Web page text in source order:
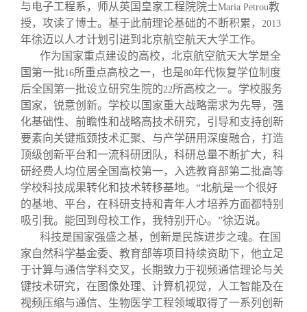
与电子工程系，师从英国皇家工程院院士Maria Petrou教
授，攻读了博士。基于此前理论基础的不断积累， 2013
年徐迈以人才计划引进到北京航空航天大学工作。
作为国家重点建设的高校，北京航空航天大学是全
国第一批16所重点高校之一，也是80年代恢复学位制度
后全国第一批设立研究生院的22所高校之一。学校服务
国家，锐意创新。学校以国家重大战略需求为先导，强
化基础性、前瞻性和战略高技术研究，引导和支持创新
要素向关键瓶颈技术汇聚、与产学研用深度融合，打造
顶级创新平台和一流科研团队，科研总量不断扩大，科
研经费人均位居全国高校第一，入选教育部第二批高等
学校科技成果转化和技术转移基地。“北航是一个很好
的基地、平台，在科研支持和青年人才培养方面都特别
吸引我。能回到母校工作，我特别开心。”徐迈说。
科技是国家强盛之基，创新是民族进步之魂。在国
家自然科学基金委、教育部等项目持续资助下，他立足
于计算与通信学科交叉，长期致力于视频通信理论与关
键技术研究，在图像处理、计算机视觉，人工智能及在
视频压缩与通信、生物医学工程领域取得了一系列创新